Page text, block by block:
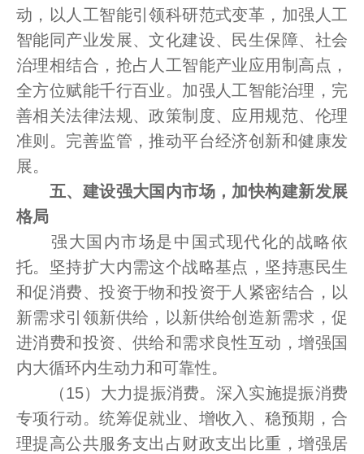
动，以人工智能引领科研范式变革，加强人工
智能同产业发展、文化建设、民生保障、社会
治理相结合，抢占人工智能产业应用制高点，
全方位赋能千行百业。加强人工智能治理，完
善相关法律法规、政策制度、应用规范、伦理
准则。完善监管，推动平台经济创新和健康发
展。
五、建设强大国内市场，加快构建新发展
格局
强大国内市场是中国式现代化的战略依
托。坚持扩大内需这个战略基点，坚持惠民生
和促消费、投资于物和投资于人紧密结合，以
新需求引领新供给，以新供给创造新需求，促
进消费和投资、供给和需求良性互动，增强国
内大循环内生动力和可靠性。
（15）大力提振消费。深入实施提振消费
专项行动。统筹促就业、增收入、稳预期，合
理提高公共服务支出占财政支出比重，增强居